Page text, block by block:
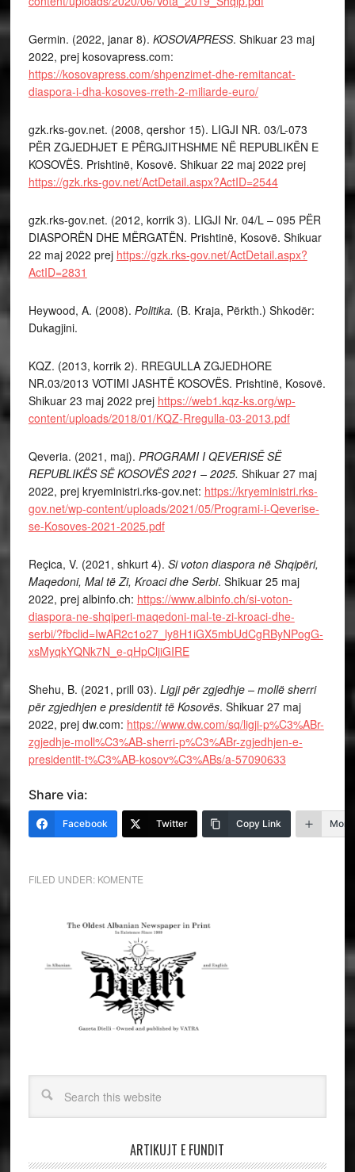
Germin. (2022, janar 8). KOSOVAPRESS. Shikuar 23 maj
2022, prej kosovapress.com:
https://kosovapress.com/shpenzimet-dhe-remitancat-
diaspora-i-dha-kosoves-rreth-2-miliarde-euro/
gzk.rks-gov.net. (2008, qershor 15). LIGJI NR. 03/L-073
PËR ZGJEDHJET E PËRGJITHSHME NË REPUBLIKËN E
KOSOVËS. Prishtinë, Kosovë. Shikuar 22 maj 2022 prej
https://gzk.rks-gov.net/ActDetail.aspx?ActID=2544
gzk.rks-gov.net. (2012, korrik 3). LIGJI Nr. 04/L – 095 PËR
DIASPORËN DHE MËRGATËN. Prishtinë, Kosovë. Shikuar
22 maj 2022 prej https://gzk.rks-gov.net/ActDetail.aspx?
ActID=2831
Heywood, A. (2008). Politika. (B. Kraja, Përkth.) Shkodër:
Dukagjini.
KQZ. (2013, korrik 2). RREGULLA ZGJEDHORE
NR.03/2013 VOTIMI JASHTË KOSOVËS. Prishtinë, Kosovë.
Shikuar 23 maj 2022 prej https://web1.kqz-ks.org/wp-
content/uploads/2018/01/KQZ-Rregulla-03-2013.pdf
Qeveria. (2021, maj). PROGRAMI I QEVERISË SË
REPUBLIKËS SË KOSOVËS 2021 – 2025. Shikuar 27 maj
2022, prej kryeministri.rks-gov.net: https://kryeministri.rks-
gov.net/wp-content/uploads/2021/05/Programi-i-Qeverise-
se-Kosoves-2021-2025.pdf
Reçica, V. (2021, shkurt 4). Si voton diaspora në Shqipëri,
Maqedoni, Mal të Zi, Kroaci dhe Serbi. Shikuar 25 maj
2022, prej albinfo.ch: https://www.albinfo.ch/si-voton-
diaspora-ne-shqiperi-maqedoni-mal-te-zi-kroaci-dhe-
serbi/?fbclid=IwAR2c1o27_ly8H1iGX5mbUdCgRByNPogG-
xsMyqkYQNk7N_e-qHpCljiGIRE
Shehu, B. (2021, prill 03). Ligji për zgjedhje – mollë sherri
për zgjedhjen e presidentit të Kosovës. Shikuar 27 maj
2022, prej dw.com: https://www.dw.com/sq/ligji-p%C3%ABr-
zgjedhje-moll%C3%AB-sherri-p%C3%ABr-zgjedhjen-e-
presidentit-t%C3%AB-kosov%C3%ABs/a-57090633
Share via:
Facebook Twitter Copy Link More
FILED UNDER: KOMENTE
ARTIKUJT E FUNDIT